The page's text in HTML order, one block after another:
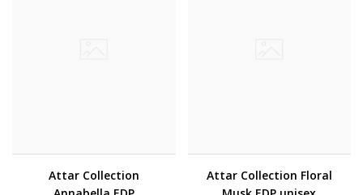
Attar Collection
Attar Collection Floral